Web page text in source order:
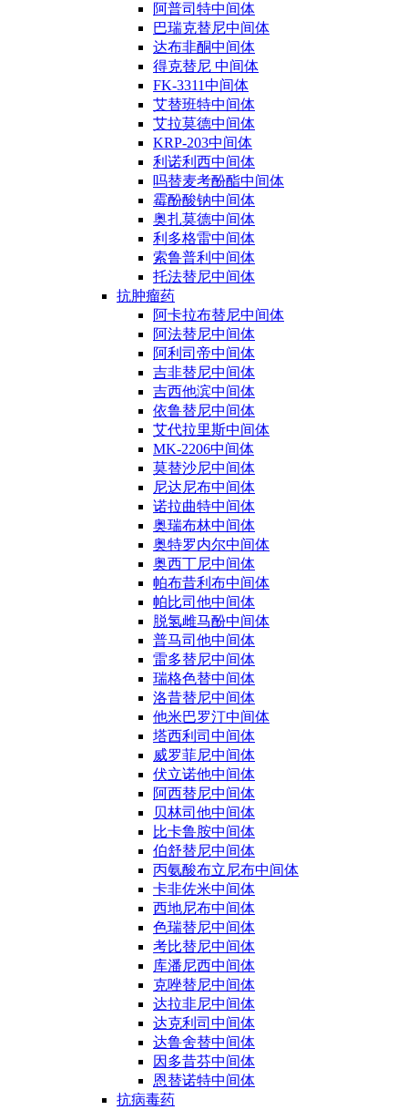
阿普司特中间体
巴瑞克替尼中间体
达布非酮中间体
得克替尼 中间体
FK-3311中间体
艾替班特中间体
艾拉莫德中间体
KRP-203中间体
利诺利西中间体
吗替麦考酚酯中间体
霉酚酸钠中间体
奥扎莫德中间体
利多格雷中间体
索鲁普利中间体
托法替尼中间体
抗肿瘤药
阿卡拉布替尼中间体
阿法替尼中间体
阿利司帝中间体
吉非替尼中间体
吉西他滨中间体
依鲁替尼中间体
艾代拉里斯中间体
MK-2206中间体
莫替沙尼中间体
尼达尼布中间体
诺拉曲特中间体
奥瑞布林中间体
奥特罗内尔中间体
奥西丁尼中间体
帕布昔利布中间体
帕比司他中间体
脱氢雌马酚中间体
普马司他中间体
雷多替尼中间体
瑞格色替中间体
洛昔替尼中间体
他米巴罗汀中间体
塔西利司中间体
威罗菲尼中间体
伏立诺他中间体
阿西替尼中间体
贝林司他中间体
比卡鲁胺中间体
伯舒替尼中间体
丙氨酸布立尼布中间体
卡非佐米中间体
西地尼布中间体
色瑞替尼中间体
考比替尼中间体
库潘尼西中间体
克唑替尼中间体
达拉非尼中间体
达克利司中间体
达鲁舍替中间体
因多昔芬中间体
恩替诺特中间体
抗病毒药